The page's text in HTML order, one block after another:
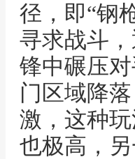
径，即“钢
寻求战斗
锋中碾压
门区域降
激，这种
也极高，